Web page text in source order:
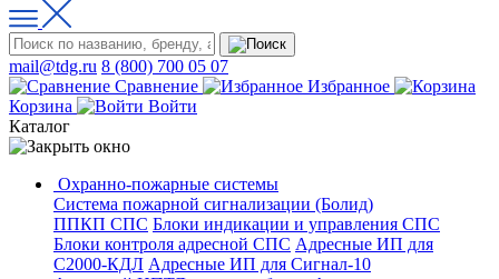
mail@tdg.ru 8 (800) 700 05 07
Сравнение
Избранное
Корзина
Войти
Каталог
Охранно-пожарные системы
Система пожарной сигнализации (Болид)
ППКП СПС Блоки индикации и управления СПС
Блоки контроля адресной СПС Адресные ИП для
С2000-КДЛ Адресные ИП для Сигнал-10